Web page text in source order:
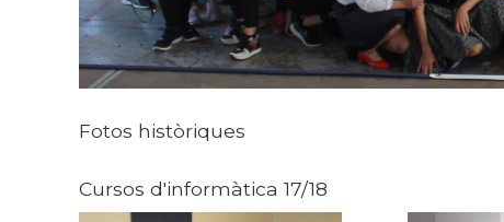
Fotos històriques
Cursos d'informàtica 17/18